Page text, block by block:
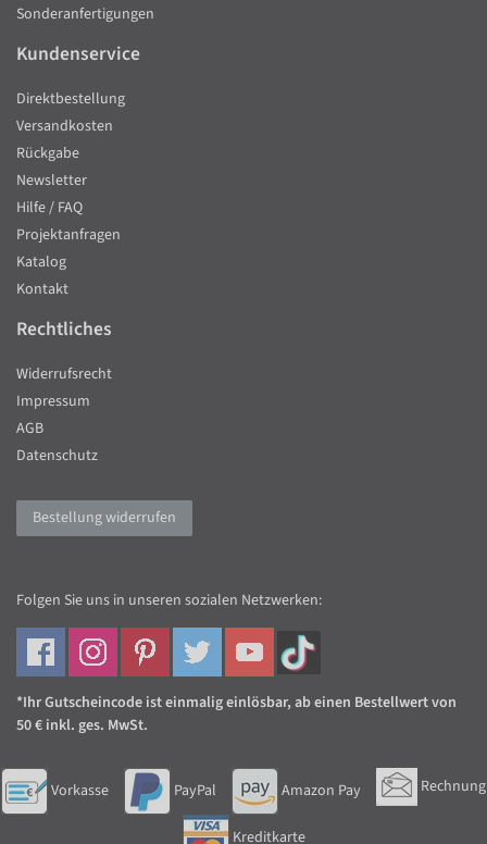
Sonderanfertigungen
Kundenservice
Direktbestellung
Versandkosten
Rückgabe
Newsletter
Hilfe / FAQ
Projektanfragen
Katalog
Kontakt
Rechtliches
Widerrufsrecht
Impressum
AGB
Datenschutz
Bestellung widerrufen
Folgen Sie uns in unseren sozialen Netzwerken:
*Ihr Gutscheincode ist einmalig einlösbar, ab einen Bestellwert von
50 € inkl. ges. MwSt.
Vorkasse PayPal Amazon Pay Rechnung
Kreditkarte